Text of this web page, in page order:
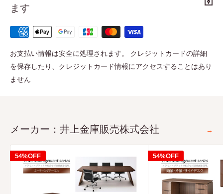
ます
お支払い情報は安全に処理されます。 クレジットカードの詳細
を保存したり、クレジットカード情報にアクセスすることはあり
ません
メーカー：井上金庫販売株式会社 →
54%OFF 54%OFF